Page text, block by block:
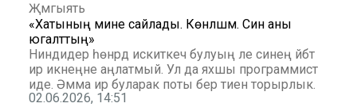
Җәмгыять
«Хатының мине сайлады. Көнләшмә. Син аны
югалттың»
Ниндидер һөнәрдә искиткеч булуың әле синең әйбәт
ир икәнеңне аңлатмый. Ул да яхшы программист
иде. Әмма ир буларак поты бер тиен торырлык.
02.06.2026, 14:51